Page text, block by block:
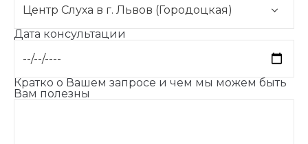
Дата консультации
Кратко о Вашем запросе и чем мы можем быть
Вам полезны